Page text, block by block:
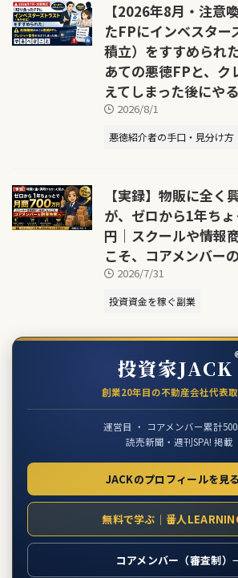
【2026年8月・注意
たFPにインベスター
積立）をすすめられ
あての悪徳FPと、ク
えてしまった後にや
2026/8/1
悪徳紹介者の手口・見分け方
【実録】物販に全く
が、ゼロから1年ち
円｜スクールや情報
こそ、コアメンバー
2026/7/31
投資資金を稼ぐ副業
投資家JACK
創業20年目の不動産会社代表
運営目 ・ コアメンバー累計
読売新聞・週刊SPA! 掲載
JACKのプロフィールを見
無料で学ぶ｜番人
コアメンバー（審査制